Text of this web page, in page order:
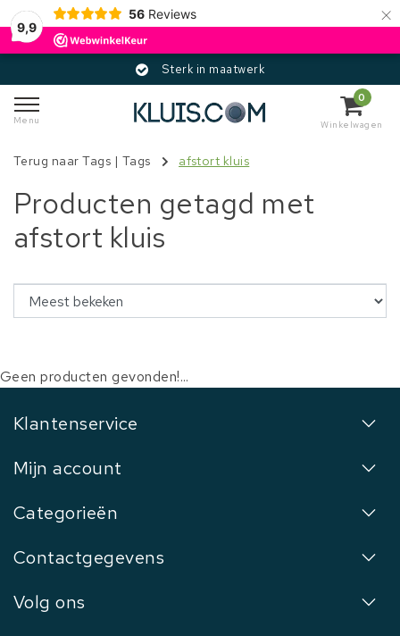
9,9
56 Reviews ×
Sterk in maatwerk
Menu
0
Winkelwagen
Terug naar Tags | Tags afstort kluis
Producten getagd met
afstort kluis
Geen producten gevonden!...
Klantenservice
Mijn account
Categorieën
Contactgegevens
Volg ons